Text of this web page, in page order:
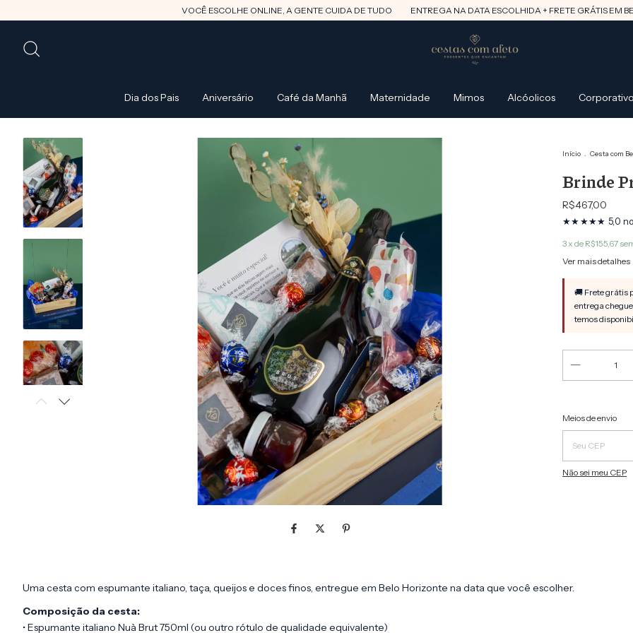
VOCÊ ESCOLHE ONLINE, A GENTE CUIDA DE TUDO ENTREGA NA DATA ESCOLHIDA + FRETE GRÁTIS EM BELO HORIZONTE
Dia dos Pais Aniversário Café da Manhã Maternidade Mimos Alcóolicos Corporativo
Início . Cesta com
Brinde
R$467,00
3x de R$155,67
Ver mais detalhes
Entregas para o
Meios de envio
Não sei meu CEP
Uma cesta com espumante italiano, taça, queijos e doces finos, entregue em Belo Horizonte na data que você escolher.
Composição da cesta:
• Espumante italiano Nuà Brut 750ml (ou outro rótulo de qualidade equivalente)